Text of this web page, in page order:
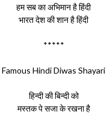
हम सब का अभिमान है हिंदी
भारत देश की शान है हिंदी
*****
Famous Hindi Diwas Shayari
हिन्दी की बिन्दी को
मस्तक पे सजा के रखना है